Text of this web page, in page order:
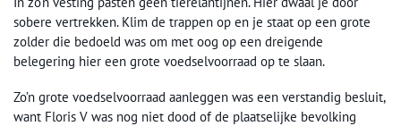
sobere vertrekken. Klim de trappen op en je staat op een grote
zolder die bedoeld was om met oog op een dreigende
belegering hier een grote voedselvoorraad op te slaan.
Zo’n grote voedselvoorraad aanleggen was een verstandig besluit,
want Floris V was nog niet dood of de plaatselijke bevolking